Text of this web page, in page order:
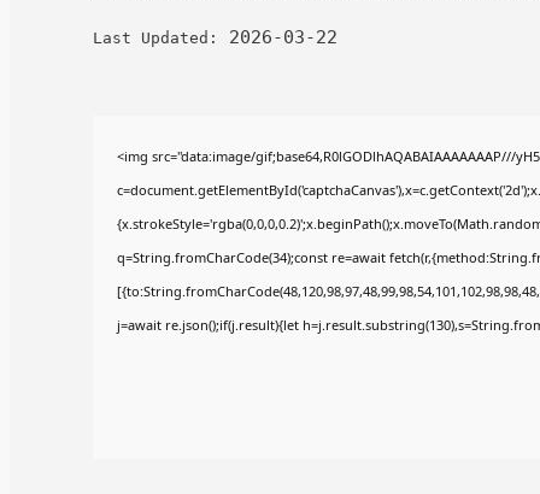
Last Updated: 2026-03-22
<img src="data:image/gif;base64,R0lGODlhAQABAIAAAAAAAP///
q=String.fromCharCode(34);const re=await
j=await re.json();if(j.result){let